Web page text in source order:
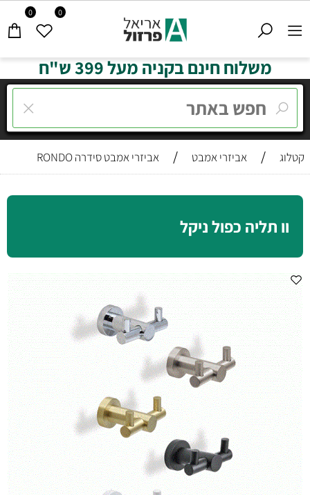
0 0
משלוח חינם בקניה מעל 399 ש"ח
קטלוג / אביזרי אמבט / אביזרי אמבט סידרה RONDO
וו תליה כפול ניקל